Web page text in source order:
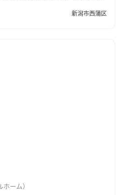
に設け、屋外への防音効果も担って
新潟市西蒲区
ーム）